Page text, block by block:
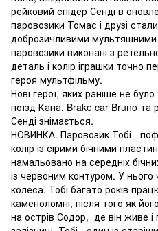
рейковий спідер Сенді в
паровозики Томас і друзі
доброзичливими мультяшними
паровозики виконані з
деталь і колір іграшки точно
героя мультфільму.
Нові герої, яких раніше не
поїзд Кана, Brake car Bruno та
Сенді знімається.
НОВИНКА. Паровозик Тобі -
колір із сірими бічними
намальовано на середніх
із червоним контуром. У нього
колеса. Тобі багато років
каменоломні, після того як
на острів Содор, де він живе і